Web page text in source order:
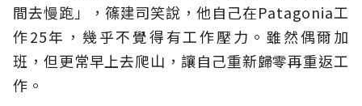
間去慢跑」，篠建司笑說，他自己在Patagonia工
作25年，幾乎不覺得有工作壓力。雖然偶爾加
班，但更常早上去爬山，讓自己重新歸零再重返工
作。